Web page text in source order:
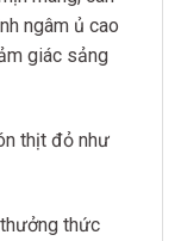
ngâm ủ cao
giác sảng
thịt đỏ như
thức